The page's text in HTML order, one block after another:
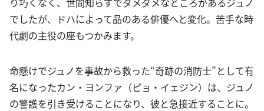
でしたが、ドハによって品のある俳優へと変化。苦手な時
代劇の主役の座もつかみます。
命懸けでジュノを事故から救った“奇跡の消防士”として有
名になったカン・ヨンファ（ピョ・イェジン）は、ジュノ
の警護を引き受けることになり、彼と急接近することに。